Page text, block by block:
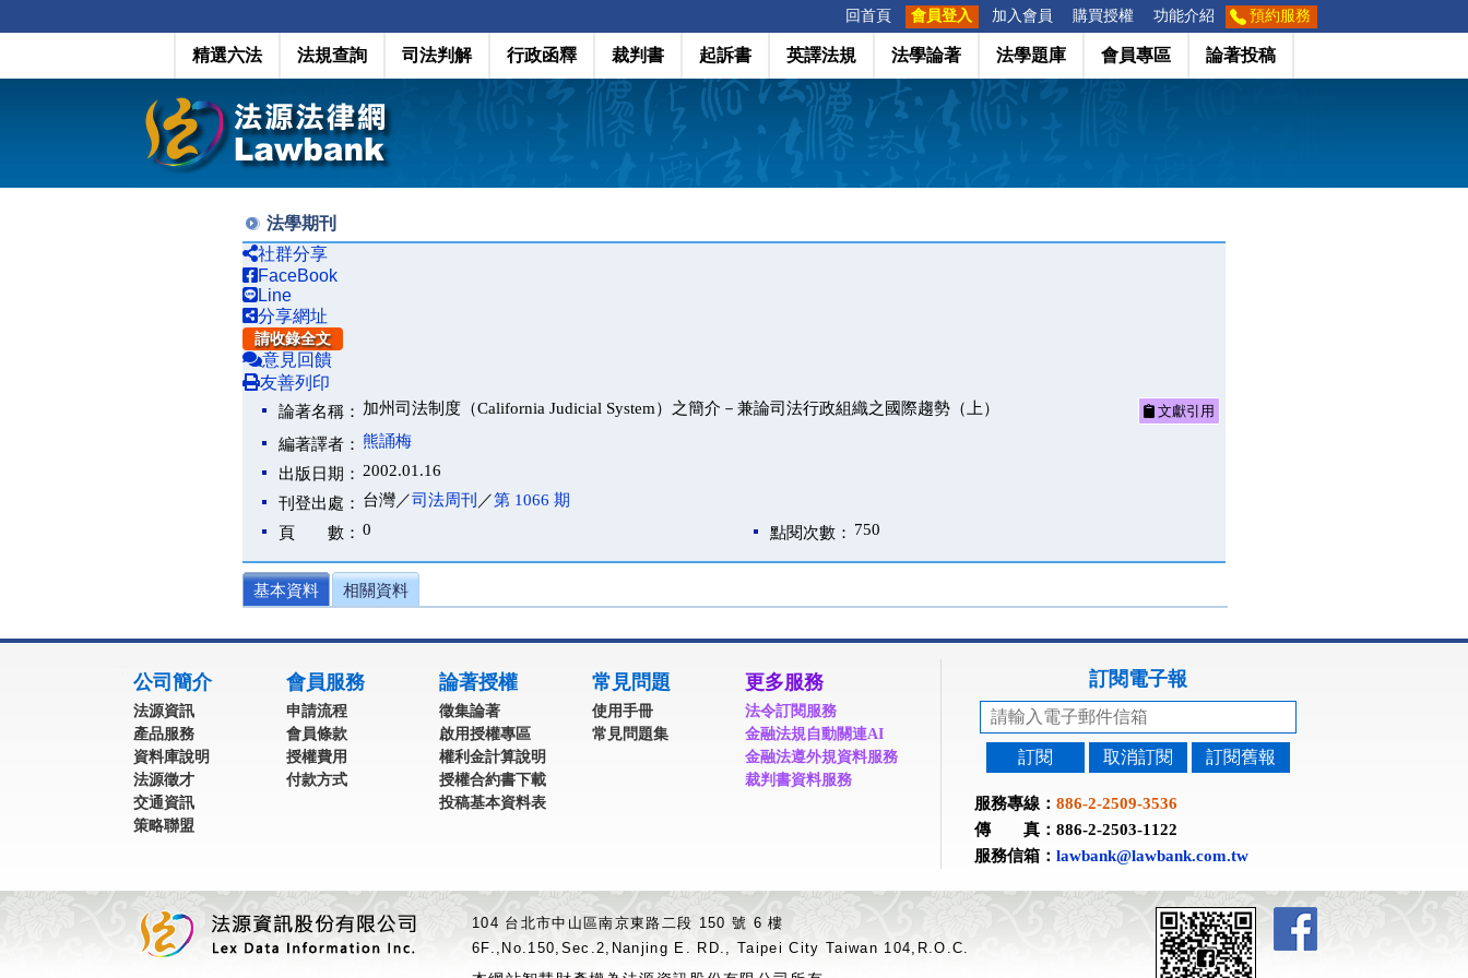
回首頁 會員登入 加入會員 購買授權 功能介紹 預約服務
精選六法 法規查詢 司法判解 行政函釋 裁判書 起訴書 英譯法規 法學論著 法學題庫 會員專區 論著投稿
法學期刊
社群分享
FaceBook
Line
分享網址
請收錄全文
意見回饋
友善列印
論著名稱： 加州司法制度（California Judicial System）之簡介－兼論司法行政組織之國際趨勢（上） 文獻引用
編著譯者： 熊誦梅
出版日期： 2002.01.16
刊登出處： 台灣／司法周刊 ／第 1066 期
頁 數： 0 點閱次數： 750
基本資料 相關資料
公司簡介
法源資訊
產品服務
資料庫說明
法源徵才
交通資訊
策略聯盟
會員服務
申請流程
會員條款
授權費用
付款方式
論著授權
徵集論著
啟用授權專區
權利金計算說明
授權合約書下載
投稿基本資料表
常見問題
使用手冊
常見問題集
更多服務
法令訂閱服務
金融法規自動關連AI
金融法遵外規資料服務
裁判書資料服務
訂閱電子報
訂閱 取消訂閱 訂閱舊報
服務專線： 886-2-2509-3536
傳 真：886-2-2503-1122
服務信箱： lawbank@lawbank.com.tw
104 台北市中山區南京東路二段 150 號 6 樓
6F.,No.150,Sec.2,Nanjing E. RD., Taipei City Taiwan 104,R.O.C.